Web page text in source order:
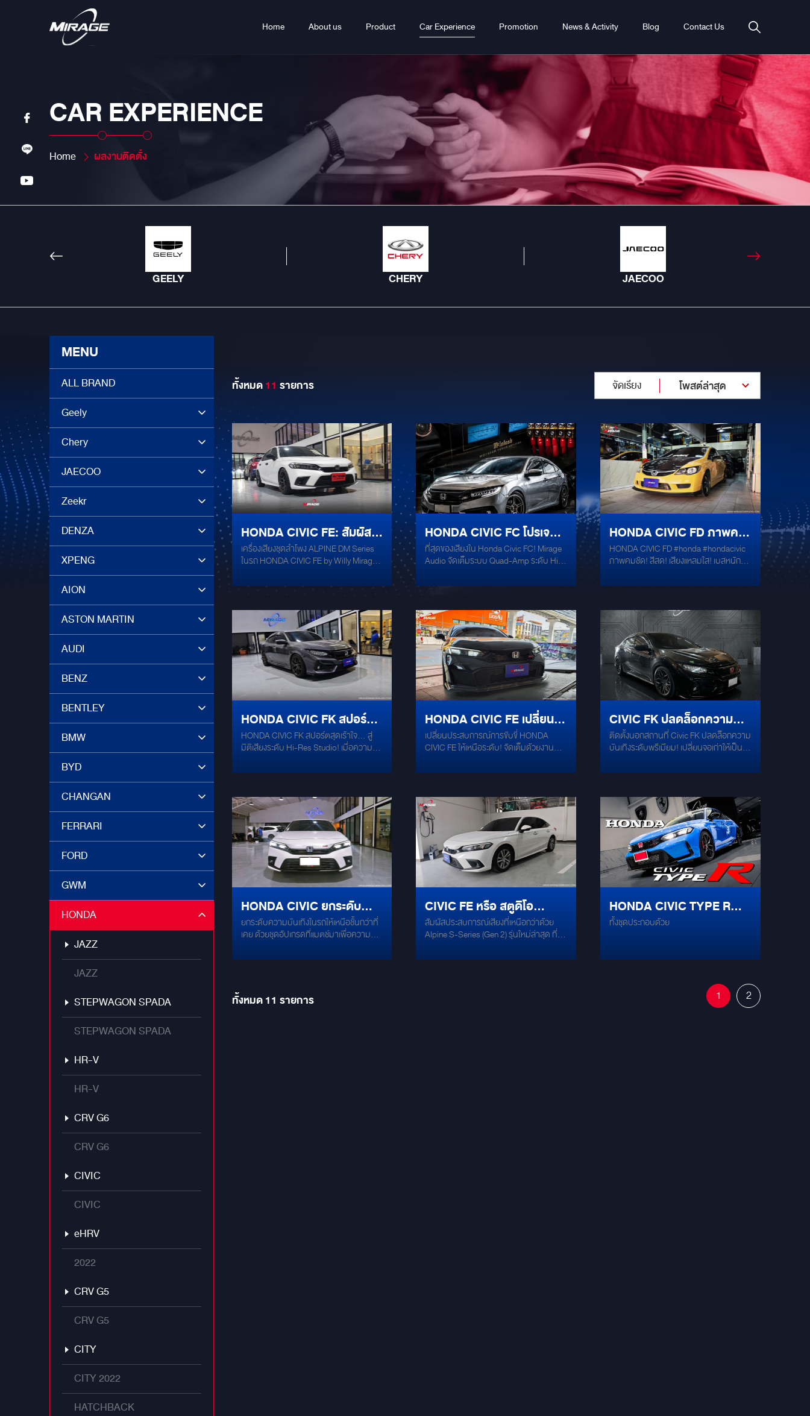
Home About us Product Car Experience Promotion News & Activity Blog Contact Us
CAR EXPERIENCE
Home ผลงานติดตั้ง
GEELY CHERY JAECOO
MENU
ALL BRAND
Geely
Chery
JAECOO
Zeekr
DENZA
XPENG
AION
ASTON MARTIN
AUDI
BENZ
BENTLEY
BMW
BYD
CHANGAN
FERRARI
FORD
GWM
HONDA
JAZZ
JAZZ
STEPWAGON SPADA
STEPWAGON SPADA
HR-V
HR-V
CRV G6
CRV G6
CIVIC
CIVIC
eHRV
2022
CRV G5
CRV G5
CITY
CITY 2022
HATCHBACK
ทั้งหมด11 รายการ จัดเรียง โพสต์ล่าสุด
HONDA CIVIC FE: สัมผัส
ความใส ฟังสบาย ในสไตล์
เครื่องเสียงชุดลำโพง ALPINE DM Series
ในรถ HONDA CIVIC FE by Willy Mirage
HONDA CIVIC FC โปรเจกต์
MASTERPIECE จัดเต็ม
ระบบ QUAD-AMP ระดับ
HI-END
ที่สุดของเสียงใน Honda Civic FC! Mirage
Audio จัดเต็มระบบ Quad-Amp ระดับ Hi-
Honda Civic FC คันเดียว! โปรเจกต์ระดับ
ตํานาน เพื่อรังสรรค์มิติเสียงที่สมบูรณ์แบบ
ที่สุด มาเจาะลึกความล้ำค่าของระบบเสียง
ชุดนี้กันครับ: Power Amp (หัวใจแห่งพละ
กำลัง): ขับขล่อมด้วยเพาเวอร์แอมป์ระดับ
ตำนาน McIntosh MCC404M (จำนวน 2
ตัว) ที่ขึ้นชื่อเรื่องน้ำเสียงที่หวานฉ่ำและพละ
กำลังที่ล้นเหลือ นี่คือแรร์ไอเทมระดับ Ultra-
Rare ที่นักเล่นทั่วโลกต่างตามหา Speakers
ถ่ายทอดความบริสุทธิ์ของเสียงด้วยชุด
ลำโพงและซับวูฟเฟอร์ Hi-End สายพันธุ์
เยอรมัน Micro-Precision Z-Studio แบบ
เต็มระบบ ให้เสียงกลางที่สมจริง แหลมพลิ้ว
อัจฉริยะ): ควบคุมและตัดแต่งความถี่อย่าง
แม่นยำด้วยชุดโปรเซสเซอร์และฟร้อนท์ระดับ
เรือธง Pioneer ODR ให้ทุกโน้ตดนตรีร้อย
เรียงกันอย่างสมบูรณ์แบบ ไร้ที่ติ Special
Feature (มิติเสียงที่เหนือระดับ): เสริมความ
กว้างและมิติของเวทีเสียงให้โอบล้อมอย่าง
สมจริงด้วย Ambient Super Tweeter
Ground Zero GZPT 28SX (Pink Gold)
เอกลักษณ์ทั้งดีไซน์และซาวด์สเตจ Custom
Installation (งานประติมากรรมท้ายรถ):
งานคอนโซลท้ายรถดีไซน์หรู โชว์ความ
งดงามของอุปกรณ์ผ่านแผ่นอะคริลิคใส
ต้องการ ผสานความสวยงามและหลัก
HONDA CIVIC FD ภาพคม
ชัด! สีสด! เสียงแหลมใส! เบส
เต็ม! ทั้งภาพและเสียงกันเลย!
HONDA CIVIC FD #honda #hondacivic
ภาพคมชัด! สีสด! เสียงแหลมใส! เบสหนัก!
กันเลย! ยกระดับคุณภาพเสียงคมชัดทุกมิติ
FOCAL AC165 พร้อมSUBBOX
MERCURY DSP 104 HD ขนาด 10 นิ้วที่มี
ระบบแอมป์ และ DSP ภายในตัว ปลดล็อค
ทุกการเดินทางด้วยหน้าจอใหม่! จาก Alpine
ALPINE INE-AX809 / ขนาดจอ 10"/
RAM 8 / ROM 256 เปิดโลกความบันเทิง
เต็มพิกัดในทุกการเดินทาง พร้อมคุณภาพ
เสียง Hi-Res Audio เต็มคุณภาพ ฟังก์ชั่น
รถยนต์ของคุณได้อย่างลงตัว! ติดตั้ง และ
ปรับจูน โดยทีมช่างผู้เชี่ยวชาญ มั่นใจได้ว่า
ระบบเสียงของคุณ จะได้รับการติดตั้งอย่าง
ถูกต้องตามมาตรฐาน
HONDA CIVIC FK สปอร์ต
สุดเร้าใจ สู่มิติเสียงระดับ HI-
HONDA CIVIC FK สปอร์ตสุดเร้าใจ... สู่
มิติเสียงระดับ Hi-Res Studio! เมื่อความ
สายลึก! ปฏิวัติห้องโดยสาร HONDA CIVIC
เสิร์ตฮอลล์เคลื่อนที่ ด้วยการอัปเกรดระบบ
เสียงระดับ Hi-Res Audio ผสานสุดยอดไอ
เทมระดับโลกไว้ด้วยกันอย่างลงตัวที่สุด! จัด
เต็มชุดเทพ... เพื่อหูระดับทอง Source &
Processor [ONKYO R-MS76]: หัวใจหลัก
ในการถ่ายทอดสัญญาณเสียงระดับ Hi-
Res บริสุทธิ์ คมชัดทุกรายละเอียดเสียง
อย่างที่ศิลปินตั้งใจ Front Speakers
ระดับซูเปอร์ไฮเอนด์จากฝรั่งเศส (Flax
Cone) ให้เสียงร้องที่หวานฉ่ำ อบอุ่น มิติเวที
เสียงกว้างสมจริงขั้นสุด Subwoofer [DD
AUDIO LE-M08-D2]: เติมเต็มความดุดัน
เกะกะ ไม่เสียพื้นที่ใช้งานท้ายรถ ปรับจูนเสียง
HONDA CIVIC FE เปลี่ยนให้
เหนือระดับ
เปลี่ยนประสบการณ์การขับขี่ HONDA
CIVIC FE ให้เหนือระดับ! จัดเต็มด้วยงาน
Mercury Gold บริเวณฝากระโปรงหลัง ช่วย
สะเทือน ได้อย่างมีประสิทธิภาพ เพิ่มความ
แน่นหนาให้ตัวรถ เงียบขึ้น ขับสบายขึ้นทุก
เส้นทาง พร้อมอัปเกรดระบบเสียงให้เต็ม
อารมณ์ด้วยชุดลำโพงคุณภาพจากสอง
แบรนด์ระดับโลก Ground Zero GZRC
165.28SE-G ลำโพงแยกชิ้นเสียงกลาง
แหลมคมชัด ให้รายละเอียดครบทุกย่านเสียง
เบสนุ่มแน่น เสียงร้องใสสะอาด ดีไซน์หรู
60 ลำโพงแยกชิ้นที่ให้โทนเสียงสมดุล อิ่มทุก
มิติ เสียงเบสกระชับ เสียงกลางเด่น ฟังเพลง
ได้ทุกแนว เพิ่มมิติความบันเทิงในห้อง
โดยสารให้เหนือชั้นกว่าเดิม! ทั้งระบบติดตั้ง
CIVIC FK ปลดล็อกความ
บันเทิงระดับพรีเมียม! เปลี่ยน
QUAD HD
ติดตั้งนอกสถานที่ Civic FK ปลดล็อกความ
บันเทิงระดับพรีเมียม! เปลี่ยนจอเก่าให้เป็น
ลื่นไหล: RAM 6GB, ROM 128GB และชิป
ชัด: จอ 2K Quad HD ชัดสมจริง ทุกราย
ละเอียด ที่สุดแห่งความบันเทิง: รองรับ
Carplay/Android Auto แบบไร้สาย,
Netflix, YouTube, ดูทีวี
HONDA CIVIC ยกระดับ
ความบันเทิงในรถให้เหนือชั้น
กว่าที่เคย ด้วยชุดอัปเกรด
MERCURY
ยกระดับความบันเทิงในรถให้เหนือชั้นกว่าที่
เคย ด้วยชุดอัปเกรดที่แมตช์มาเพื่อความ
ระดับพรีเมียม ชุดลำโพงคู่หน้า MERCURY
128GB)
CIVIC FE หรือ สตูดิโอ
เคลื่อนที่
สัมผัสประสบการณ์เสียงที่เหนือกว่าด้วย
Alpine S-Series (Gen 2) รุ่นใหม่ล่าสุด ที่ให้
Res Audio จับคู่กับเบสบ็อกซ์ตัวแรงที่ติดตั้ง
HONDA CIVIC TYPE R
FL5 ชุดอัพเกรดคุณภาพ
GROUNDZERO
ทั้งชุดประกอบด้วย
ทั้งหมด11 รายการ 1 2